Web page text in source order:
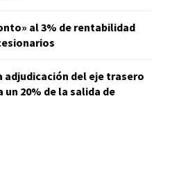
al 3% de rentabilidad
adjudicación del eje trasero
un 20% de la salida de